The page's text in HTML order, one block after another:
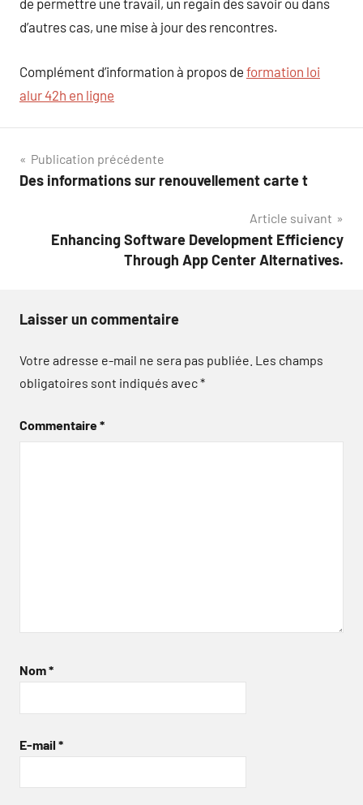
de permettre une travail, un regain des savoir ou dans
d’autres cas, une mise à jour des rencontres.
Complément d’information à propos de formation loi
alur 42h en ligne
Navigation
de
Publication précédente
Des informations sur renouvellement carte t
Article suivant
Enhancing Software Development Efficiency
Through App Center Alternatives.
Laisser un commentaire
Votre adresse e-mail ne sera pas publiée. Les champs
obligatoires sont indiqués avec*
Commentaire*
Nom*
E-mail *